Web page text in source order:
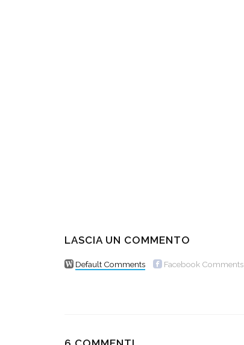
LASCIA UN COMMENTO
Default Comments Facebook Comments